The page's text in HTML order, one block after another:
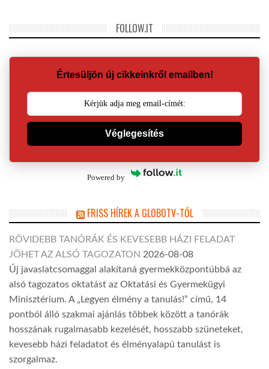
FOLLOW.IT
Értesüljön új cikkeinkről emailben!
Véglegesítés
Powered by
FRISS HÍREK A GLOBOTV-TŐL
RÖVIDEBB TANÓRÁK ÉS KEVESEBB HÁZI FELADAT
JÖHET AZ ALSÓ TAGOZATON 2026-08-08
Új javaslatcsomaggal alakítaná gyermekközpontúbbá az
alsó tagozatos oktatást az Oktatási és Gyermekügyi
Minisztérium. A „Legyen élmény a tanulás!” című, 14
pontból álló szakmai ajánlás többek között a tanórák
hosszának rugalmasabb kezelését, hosszabb szüneteket,
kevesebb házi feladatot és élményalapú tanulást is
szorgalmaz.